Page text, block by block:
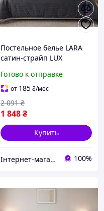
Постельное белье LARA
сатин-страйп LUX
полуторный
Готово к отправке
от 185₴/мес
1 848₴
2 091 ₴
Купить
Інтернет-магазин "Домашній" 100%